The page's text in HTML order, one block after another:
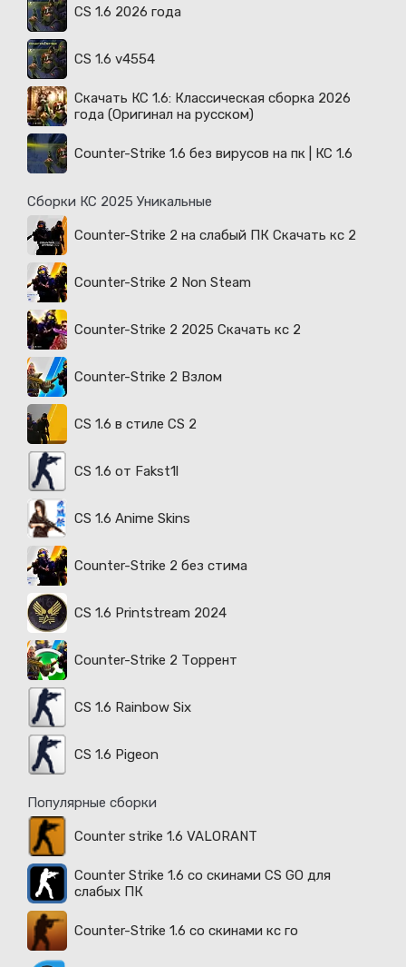
CS 1.6 2026 года
CS 1.6 v4554
Скачать КС 1.6: Классическая сборка 2026
года (Оригинал на русском)
Counter-Strike 1.6 без вирусов на пк | КС 1.6
Сборки КС 2025 Уникальные
Counter-Strike 2 на слабый ПК Скачать кс 2
Counter-Strike 2 Non Steam
Counter-Strike 2 2025 Скачать кс 2
Counter-Strike 2 Взлом
CS 1.6 в стиле CS 2
CS 1.6 от Fakst1l
CS 1.6 Anime Skins
Counter-Strike 2 без стима
CS 1.6 Printstream 2024
Counter-Strike 2 Торрент
CS 1.6 Rainbow Six
CS 1.6 Pigeon
Популярные сборки
Counter strike 1.6 VALORANT
Counter Strike 1.6 со скинами CS GO для
слабых ПК
Counter-Strike 1.6 со скинами кс го